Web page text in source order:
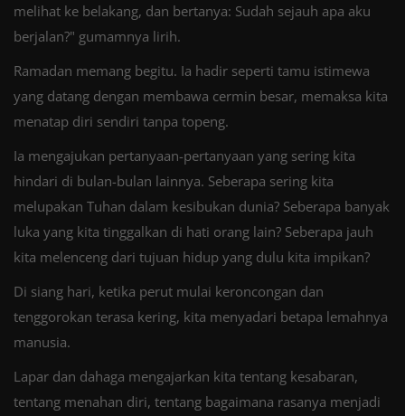
melihat ke belakang, dan bertanya: Sudah sejauh apa aku
berjalan?" gumamnya lirih.
Ramadan memang begitu. Ia hadir seperti tamu istimewa
yang datang dengan membawa cermin besar, memaksa kita
menatap diri sendiri tanpa topeng.
Ia mengajukan pertanyaan-pertanyaan yang sering kita
hindari di bulan-bulan lainnya. Seberapa sering kita
melupakan Tuhan dalam kesibukan dunia? Seberapa banyak
luka yang kita tinggalkan di hati orang lain? Seberapa jauh
kita melenceng dari tujuan hidup yang dulu kita impikan?
Di siang hari, ketika perut mulai keroncongan dan
tenggorokan terasa kering, kita menyadari betapa lemahnya
manusia.
Lapar dan dahaga mengajarkan kita tentang kesabaran,
tentang menahan diri, tentang bagaimana rasanya menjadi